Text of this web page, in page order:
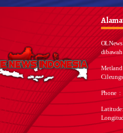
Phone